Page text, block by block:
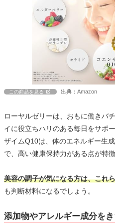
この商品を見る 出典：Amazon
ローヤルゼリーは、おもに働きバ
イに役立ちハリのある毎日をサポ
ザイムQ10は、体のエネルギー生
で、高い健康保持力がある点が特徴
美容の調子が気になる方は、これ
も判断材料になるでしょう。
添加物やアレルギー成分を